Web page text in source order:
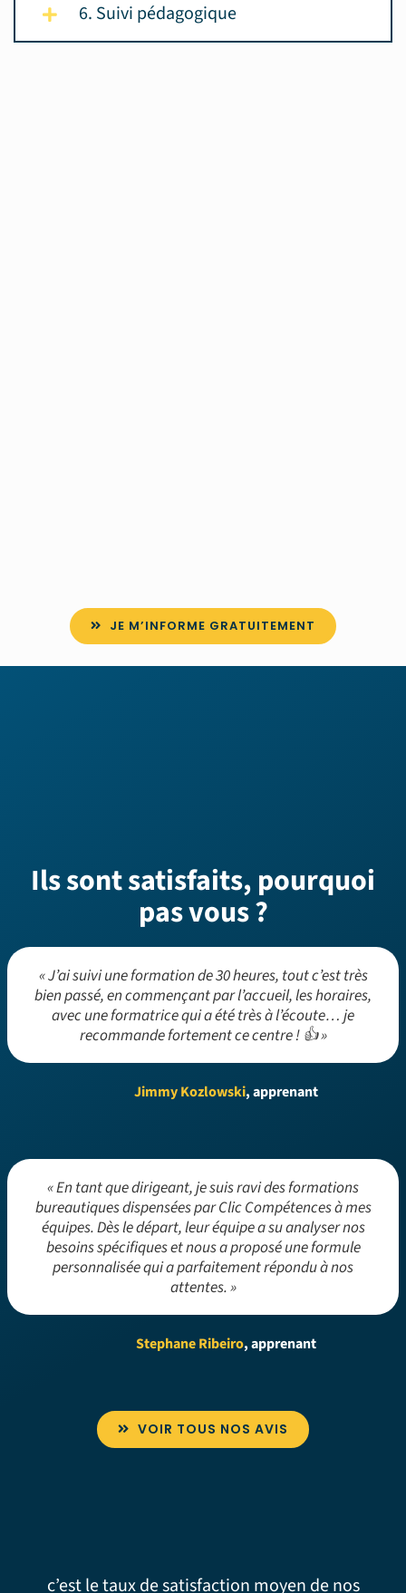
6. Suivi pédagogique
JE M’INFORME GRATUITEMENT
Ils sont satisfaits, pourquoi
pas vous ?
« J’ai suivi une formation de 30 heures, tout c’est très
bien passé, en commençant par l’accueil, les horaires,
avec une formatrice qui a été très à l’écoute… je
recommande fortement ce centre ! 👍 »
Jimmy Kozlowski, apprenant
« En tant que dirigeant, je suis ravi des formations
bureautiques dispensées par Clic Compétences à mes
équipes. Dès le départ, leur équipe a su analyser nos
besoins spécifiques et nous a proposé une formule
personnalisée qui a parfaitement répondu à nos
attentes. »
Stephane Ribeiro, apprenant
VOIR TOUS NOS AVIS
c’est le taux de satisfaction moyen de nos